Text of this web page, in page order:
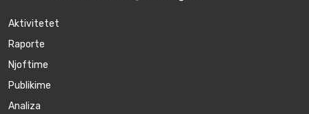
Aktivitetet
Raporte
Njoftime
Publikime
Аnaliza